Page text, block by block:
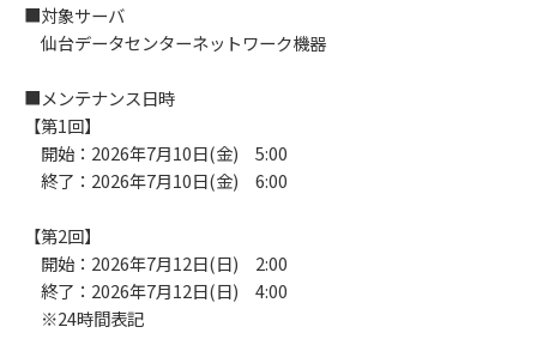
■対象サーバ
仙台データセンターネットワーク機器
■メンテナンス日時
【第1回】
開始：2026年7月10日(金) 5:00
終了：2026年7月10日(金) 6:00
【第2回】
開始：2026年7月12日(日) 2:00
終了：2026年7月12日(日) 4:00
※24時間表記